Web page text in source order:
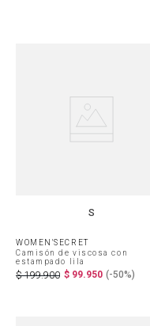
S
WOMEN'SECRET
Camisón de viscosa con
estampado lila
$ 199.900 $ 99.950 (-50%)